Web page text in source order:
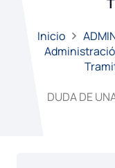
Inicio
DUDA DE